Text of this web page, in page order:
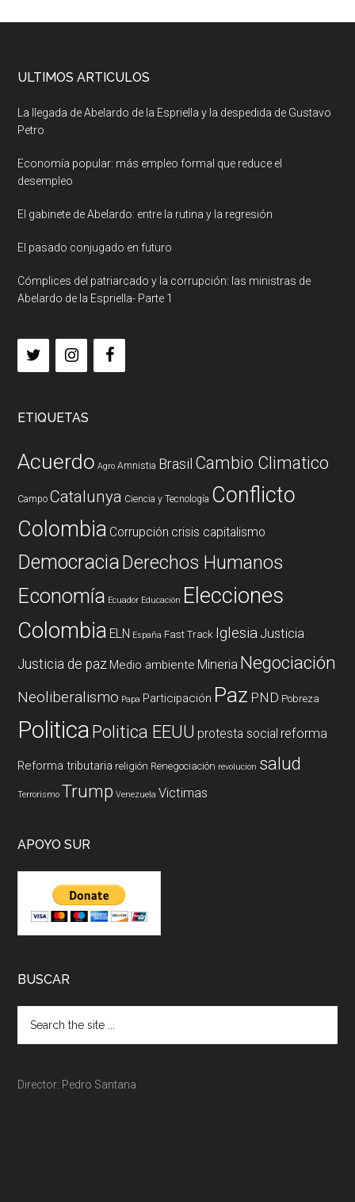
ULTIMOS ARTICULOS
La llegada de Abelardo de la Espriella y la despedida de Gustavo
Petro
Economía popular: más empleo formal que reduce el
desempleo
El gabinete de Abelardo: entre la rutina y la regresión
El pasado conjugado en futuro
Cómplices del patriarcado y la corrupción: las ministras de
Abelardo de la Espriella- Parte 1
ETIQUETAS
Acuerdo Agro Amnistia Brasil Cambio Climatico
Campo Catalunya Ciencia y Tecnología Conflicto
Colombia Corrupción crisis capitalismo
DemocraciaDerechos Humanos
Economía Ecuador Educación Elecciones
Colombia ELN España Fast Track Iglesia Justicia
Justicia de paz Medio ambiente Mineria Negociación
Neoliberalismo Papa Participación Paz PND Pobreza
PoliticaPolitica EEUU protesta social reforma
Reforma tributaria religión Renegociación revolucion salud
Terrorismo Trump Venezuela Victimas
APOYO SUR
BUSCAR
Director: Pedro Santana